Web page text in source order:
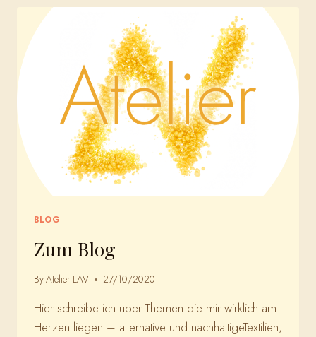
BLOG
Zum Blog
ByAtelier LAV 27/10/2020
Hier schreibe ich über Themen die mir wirklich am
Herzen liegen – alternative und nachhaltigeTextilien,